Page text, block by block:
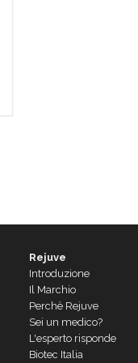
Rejuve
Introduzione
Il Marchio
Perchè Rejuve
Sei un medico?
L'esperto risponde
Biotec Italia